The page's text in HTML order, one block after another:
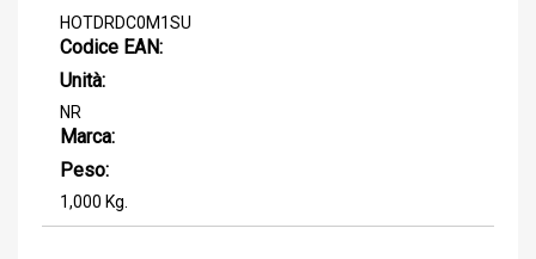
HOTDRDC0M1SU
Codice EAN:
Unità:
NR
Marca:
Peso:
1,000 Kg.